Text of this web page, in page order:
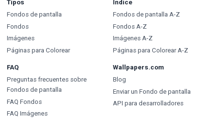
Tipos
Fondos de pantalla
Fondos
Imágenes
Páginas para Colorear
Índice
Fondos de pantalla A-Z
Fondos A-Z
Imágenes A-Z
Páginas para Colorear A-Z
FAQ
Preguntas frecuentes sobre
Fondos de pantalla
FAQ Fondos
FAQ Imágenes
Wallpapers.com
Blog
Enviar un Fondo de pantalla
API para desarrolladores